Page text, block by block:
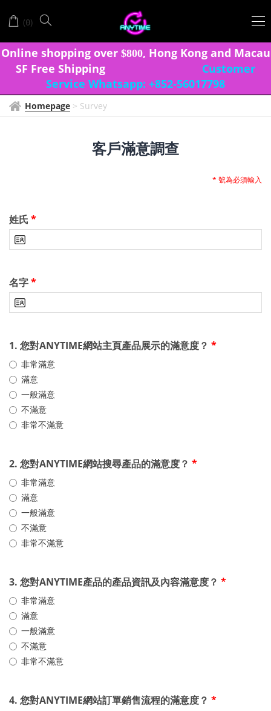
Survey
(0)
Online shopping over $800, Hong Kong and Macau
SF Free Shipping
Customer
Service Whatsapp: +852-56017798
Homepage > Survey
客戶滿意調查
* 號為必須輸入
姓氏 *
名字*
1. 您對ANYTIME網站主頁產品展示的滿意度？ *
非常滿意
滿意
一般滿意
不滿意
非常不滿意
2. 您對ANYTIME網站搜尋產品的滿意度？ *
非常滿意
滿意
一般滿意
不滿意
非常不滿意
3. 您對ANYTIME產品的產品資訊及內容滿意度？ *
非常滿意
滿意
一般滿意
不滿意
非常不滿意
4. 您對ANYTIME網站訂單銷售流程的滿意度？ *